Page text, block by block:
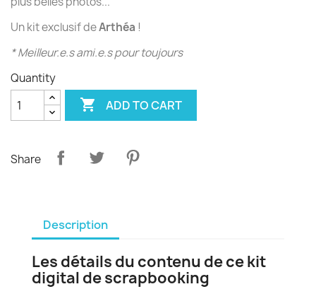
Un kit exclusif deArthéa !
* Meilleur.e.s ami.e.s pour toujours
Quantity
 ADD TO CART
Share
Description
Les détails du contenu de ce kit
digital de scrapbooking